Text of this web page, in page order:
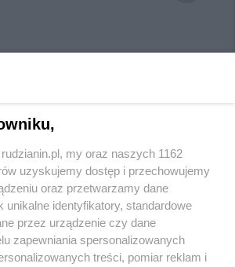
Zdroju zaprasza
my oraz naszych 1162
uzyskujemy dostęp i przechowujemy
oraz przetwarzamy dane
unikalne identyfikatory, standardowe
przez urządzenie czy dane
zapewniania spersonalizowanych
treści, pomiar reklam i